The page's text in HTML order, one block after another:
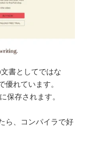
書としてではな
れています。
保存されます。
ら、コンパイラで好